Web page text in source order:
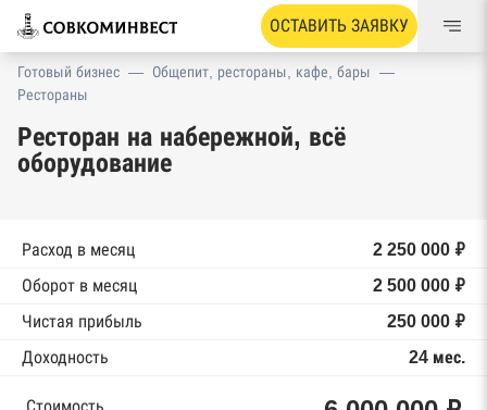
ОСТАВИТЬ ЗАЯВКУ
Готовый бизнес — Общепит, рестораны, кафе, бары —
Рестораны
Ресторан на набережной, всё
оборудование
Расход в месяц
2 250 000 ₽
Оборот в месяц
2 500 000 ₽
Чистая прибыль
250 000 ₽
Доходность
24 мес.
Стоимость